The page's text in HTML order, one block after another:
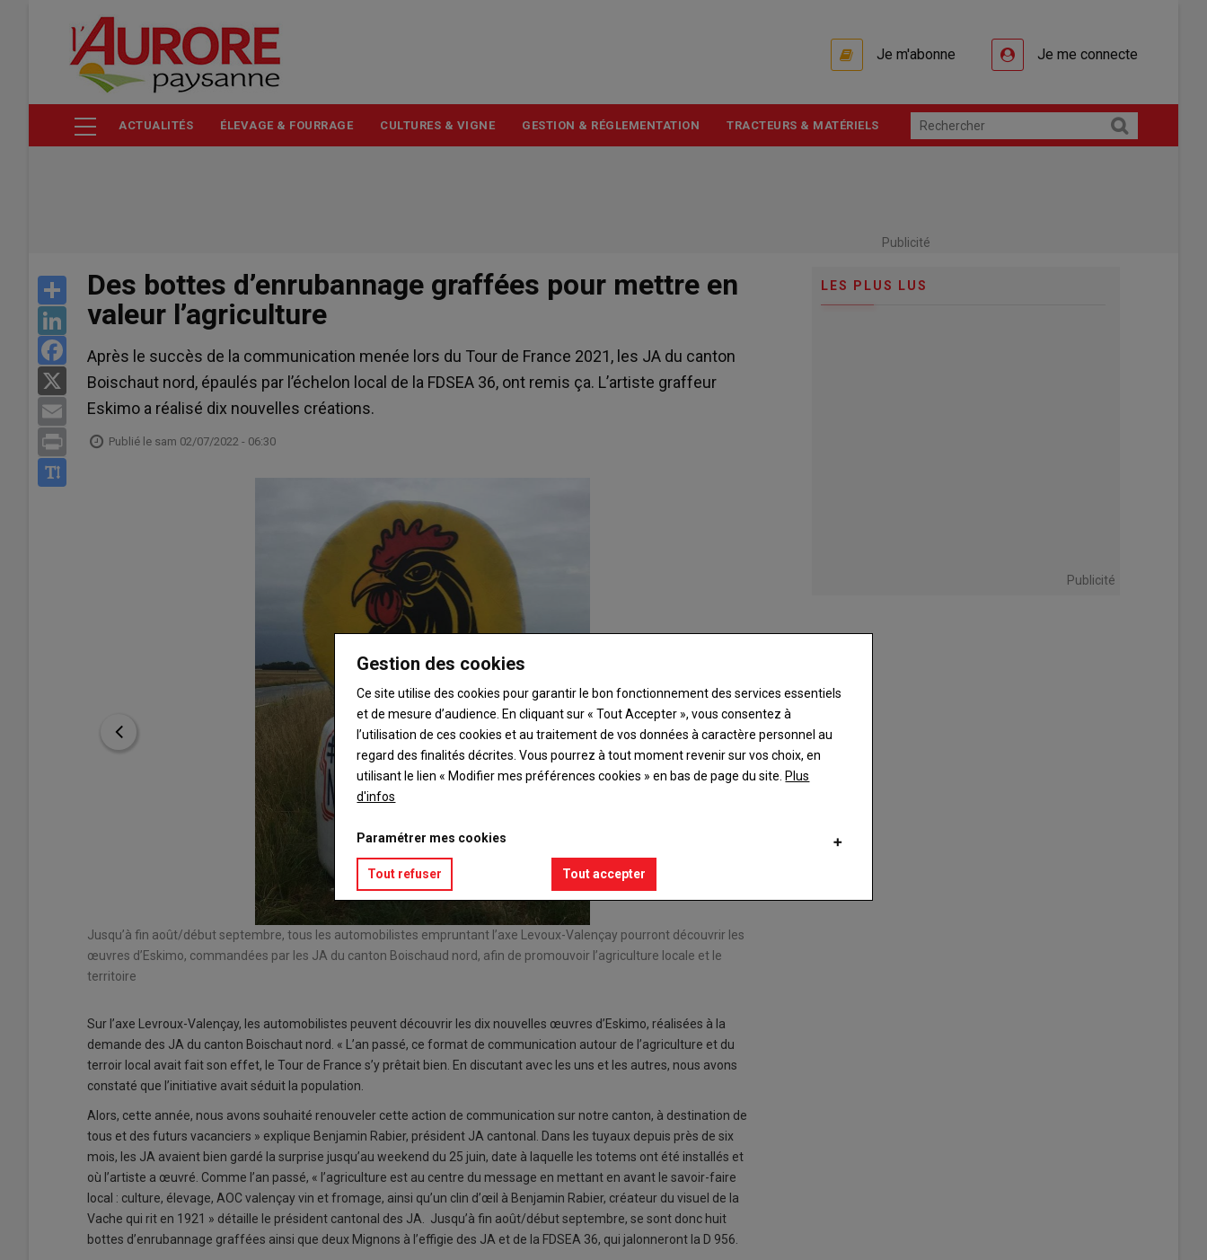
contenu
Je m'abonne Je me connecte
ACTUALITÉS ÉLEVAGE & FOURRAGE CULTURES & VIGNE GESTION & RÉGLEMENTATION TRACTEURS & MATÉRIELS
Publicité
Share
LinkedIn
Facebook
Email
Print
Des bottes d’enrubannage graffées pour mettre en
valeur l’agriculture
Après le succès de la communication menée lors du Tour de France 2021, les JA du canton
Boischaut nord, épaulés par l’échelon local de la FDSEA 36, ont remis ça. L’artiste graffeur
Eskimo a réalisé dix nouvelles créations.
Publié le sam 02/07/2022 - 06:30
Jusqu’à fin août/début septembre, tous les automobilistes empruntant l’axe Levoux-Valençay pourront découvrir les
œuvres d’Eskimo, commandées par les JA du canton Boischaud nord, afin de promouvoir l’agriculture locale et le
territoire
Sur l’axe Levroux-Valençay, les automobilistes peuvent découvrir les dix nouvelles œuvres d’Eskimo, réalisées à la
demande des JA du canton Boischaut nord. « L’an passé, ce format de communication autour de l’agriculture et du
terroir local avait fait son effet, le Tour de France s’y prêtait bien. En discutant avec les uns et les autres, nous avons
constaté que l’initiative avait séduit la population.
Alors, cette année, nous avons souhaité renouveler cette action de communication sur notre canton, à destination de
tous et des futurs vacanciers » explique Benjamin Rabier, président JA cantonal. Dans les tuyaux depuis près de six
mois, les JA avaient bien gardé la surprise jusqu’au weekend du 25 juin, date à laquelle les totems ont été installés et
où l’artiste a œuvré. Comme l’an passé, « l’agriculture est au centre du message en mettant en avant le savoir-faire
local : culture, élevage, AOC valençay vin et fromage, ainsi qu’un clin d’œil à Benjamin Rabier, créateur du visuel de la
Vache qui rit en 1921 » détaille le président cantonal des JA. Jusqu’à fin août/début septembre, se sont donc huit
bottes d’enrubannage graffées ainsi que deux Mignons à l’effigie des JA et de la FDSEA 36, qui jalonneront la D 956.
LES PLUS LUS
Publicité
Gestion des cookies
Ce site utilise des cookies pour garantir le bon fonctionnement des services essentiels
et de mesure d’audience. En cliquant sur « Tout Accepter », vous consentez à
l’utilisation de ces cookies et au traitement de vos données à caractère personnel au
regard des finalités décrites. Vous pourrez à tout moment revenir sur vos choix, en
utilisant le lien « Modifier mes préférences cookies » en bas de page du site. Plus
d'infos
Paramétrer mes cookies
Tout refuser Tout accepter